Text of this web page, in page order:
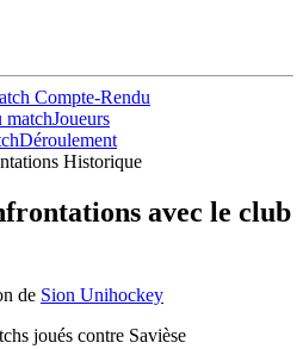
Compte-Rendu
Joueurs
Déroulement
Historique
avec le club
de Sion Unihockey
joués contre Savièse